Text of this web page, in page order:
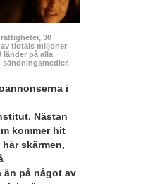
30
tiotals miljoner
länder på alla
sändningsmedier.
i
Nästan
kommer hit
skärmen,
än på något av